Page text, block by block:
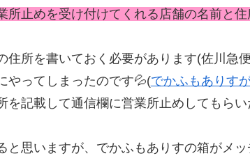
所止めを受け付けてくれる店舗の名前と住
住所を書いておく必要があります(佐川急
やってしまったのです💦(でかふもありす
を記載して通信欄に営業所止めしてもら
思いますが、でかふもありすの箱がメッ